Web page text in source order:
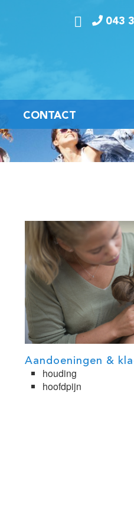
043
CONTACT
Aandoeningen &
houding
hoofdpijn